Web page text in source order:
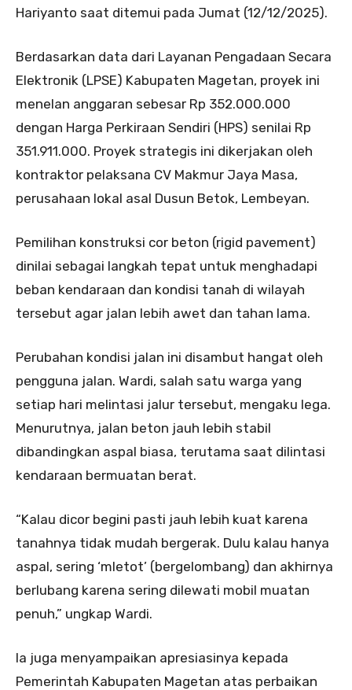
Hariyanto saat ditemui pada Jumat (12/12/2025).
Berdasarkan data dari Layanan Pengadaan Secara
Elektronik (LPSE) Kabupaten Magetan, proyek ini
menelan anggaran sebesar Rp 352.000.000
dengan Harga Perkiraan Sendiri (HPS) senilai Rp
351.911.000. Proyek strategis ini dikerjakan oleh
kontraktor pelaksana CV Makmur Jaya Masa,
perusahaan lokal asal Dusun Betok, Lembeyan.
Pemilihan konstruksi cor beton (rigid pavement)
dinilai sebagai langkah tepat untuk menghadapi
beban kendaraan dan kondisi tanah di wilayah
tersebut agar jalan lebih awet dan tahan lama.
Perubahan kondisi jalan ini disambut hangat oleh
pengguna jalan. Wardi, salah satu warga yang
setiap hari melintasi jalur tersebut, mengaku lega.
Menurutnya, jalan beton jauh lebih stabil
dibandingkan aspal biasa, terutama saat dilintasi
kendaraan bermuatan berat.
“Kalau dicor begini pasti jauh lebih kuat karena
tanahnya tidak mudah bergerak. Dulu kalau hanya
aspal, sering ‘mletot’ (bergelombang) dan akhirnya
berlubang karena sering dilewati mobil muatan
penuh,” ungkap Wardi.
Ia juga menyampaikan apresiasinya kepada
Pemerintah Kabupaten Magetan atas perbaikan